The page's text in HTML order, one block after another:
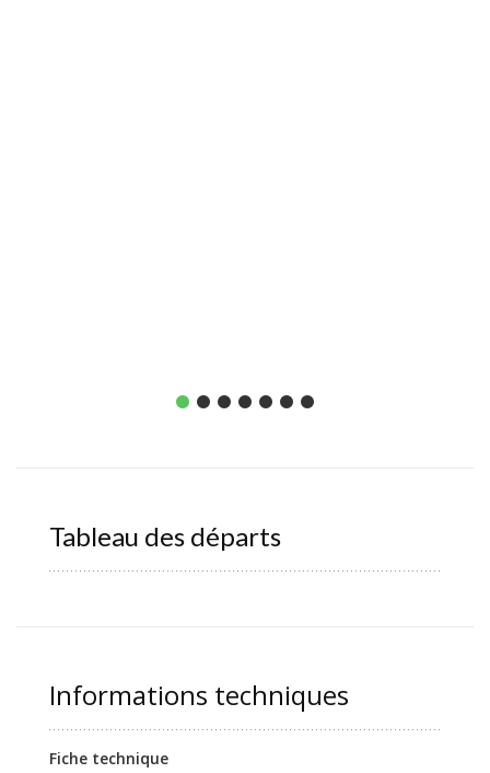
Tableau des départs
Informations techniques
Fiche technique